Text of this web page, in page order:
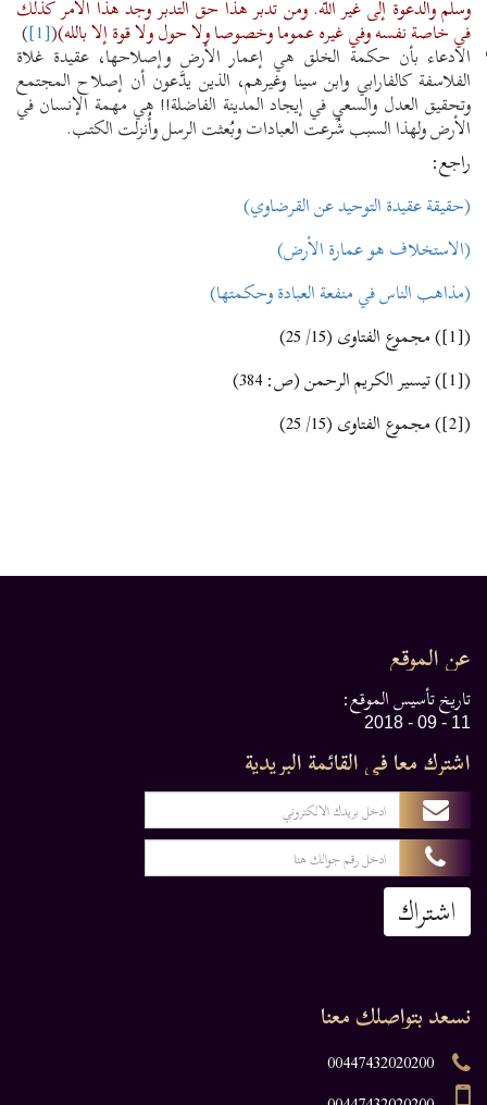
وسلم والدعوة إلى غير الله. ومن تدبر هذا حق التدبر وجد هذا الأمر كذلك
في خاصة نفسه وفي غيره عموما وخصوصا ولا حول ولا قوة إلا بالله)(
[1]
)
الادعاء بأن حكمة الخلق هي إعمار الأرض وإصلاحها، عقيدة غلاة
الفلاسفة كالفارابي وابن سينا وغيرهم، الذين يدَّعون أن إصلاح المجتمع
وتحقيق العدل والسعي في إيجاد المدينة الفاضلة!! هي مهمة الإنسان في
الأرض ولهذا السبب شُرعت العبادات وبُعثت الرسل وأُنزلت الكتب.
راجع:
(حقيقة عقيدة التوحيد عن القرضاوي)
(الاستخلاف هو عمارة الأرض)
(مذاهب الناس في منفعة العبادة وحكمتها)
([1]) مجموع الفتاوى (15/ 25)
([1]) تيسير الكريم الرحمن (ص: 384)
([2]) مجموع الفتاوى (15/ 25)
عن الموقع
تاريخ تأسيس الموقع:
11 - 09 - 2018
اشترك معا في القائمة البريدية
اشتراك
نسعد بتواصلك معنا
00447432020200